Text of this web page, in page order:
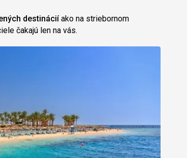
destináciíako na striebornom
čakajú len na vás.